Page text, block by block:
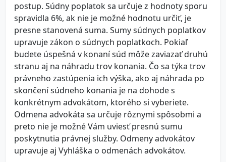
postup. Súdny poplatok sa určuje z hodnoty sporu
spravidla 6%, ak nie je možné hodnotu určiť, je
presne stanovená suma. Sumy súdnych poplatkov
upravuje zákon o súdnych poplatkoch. Pokiaľ
budete úspešná v konaní súd môže zaviazať druhú
stranu aj na náhradu trov konania. Čo sa týka trov
právneho zastúpenia ich výška, ako aj náhrada po
skončení súdneho konania je na dohode s
konkrétnym advokátom, ktorého si vyberiete.
Odmena advokáta sa určuje rôznymi spôsobmi a
preto nie je možné Vám uviesť presnú sumu
poskytnutia právnej služby. Odmeny advokátov
upravuje aj Vyhláška o odmenách advokátov.